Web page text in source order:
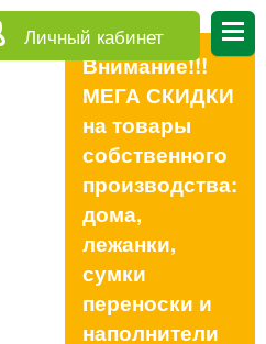
Личный кабинет
Внимание!!!
МЕГА СКИДКИ
на товары
собственного
производства:
дома,
лежанки,
сумки
переноски и
наполнители